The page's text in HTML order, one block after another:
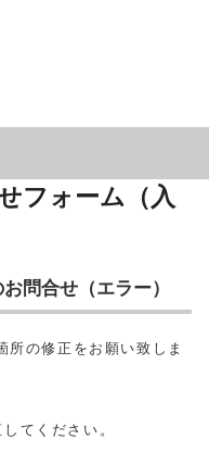
フォーム（入
問合せ（エラー）
所の修正をお願い致しま
てください。